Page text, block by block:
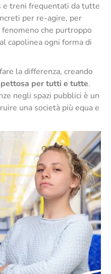
e treni frequentati da tutte
per re-agire, per
che purtroppo
capolinea ogni forma di
la differenza, creando
per tutti e tutte.
negli spazi pubblici è un
una società più equa e